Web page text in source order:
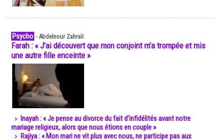
Psycho -Abdelnour Zahrali
Farah : « J’ai découvert que mon conjoint m’a trompée et mis
une autre fille enceinte »
Inayah : « Je pense au divorce du fait d’infidélités avant notre
mariage religieux, alors que nous étions en couple »
Rajiya : « Mon mari ne vit plus avec nous, ne participe pas aux